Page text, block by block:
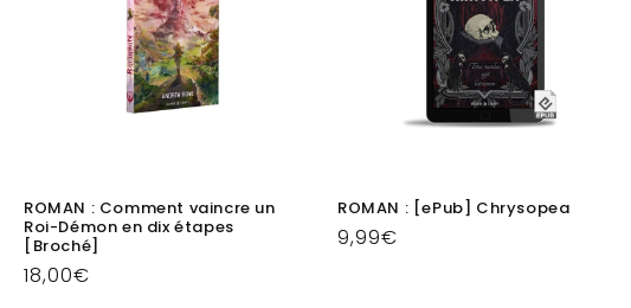
ROMAN : Comment vaincre un
Roi-Démon en dix étapes
[Broché]
Prix
18,00€
ROMAN : [ePub] Chrysopea
Prix
9,99€